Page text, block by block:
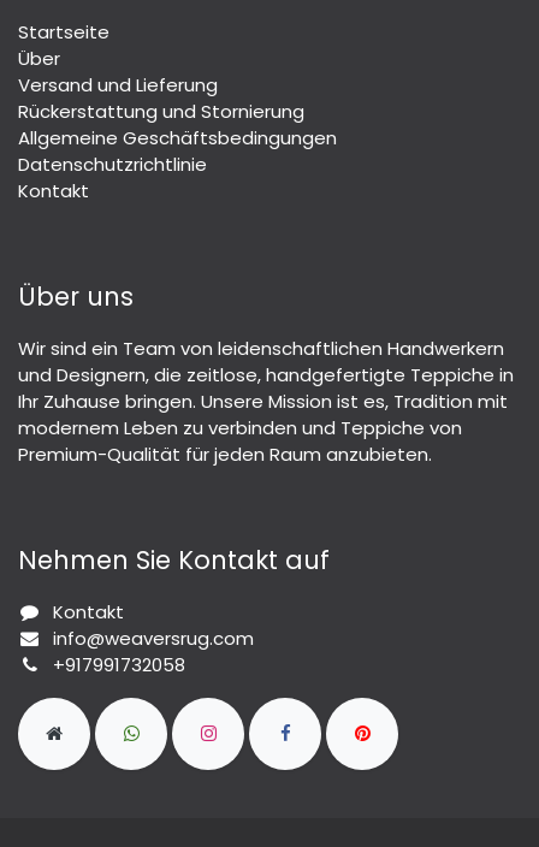
Startseite
Über
Versand und Lieferung
Rückerstattung und Stornierung
Allgemeine Geschäftsbedingungen
Datenschutzrichtlinie
Kontakt
Über uns
Wir sind ein Team von leidenschaftlichen Handwerkern
und Designern, die zeitlose, handgefertigte Teppiche in
Ihr Zuhause bringen. Unsere Mission ist es, Tradition mit
modernem Leben zu verbinden und Teppiche von
Premium-Qualität für jeden Raum anzubieten.
Nehmen Sie Kontakt auf
Kontakt
info@weaversrug.com
+917991732058